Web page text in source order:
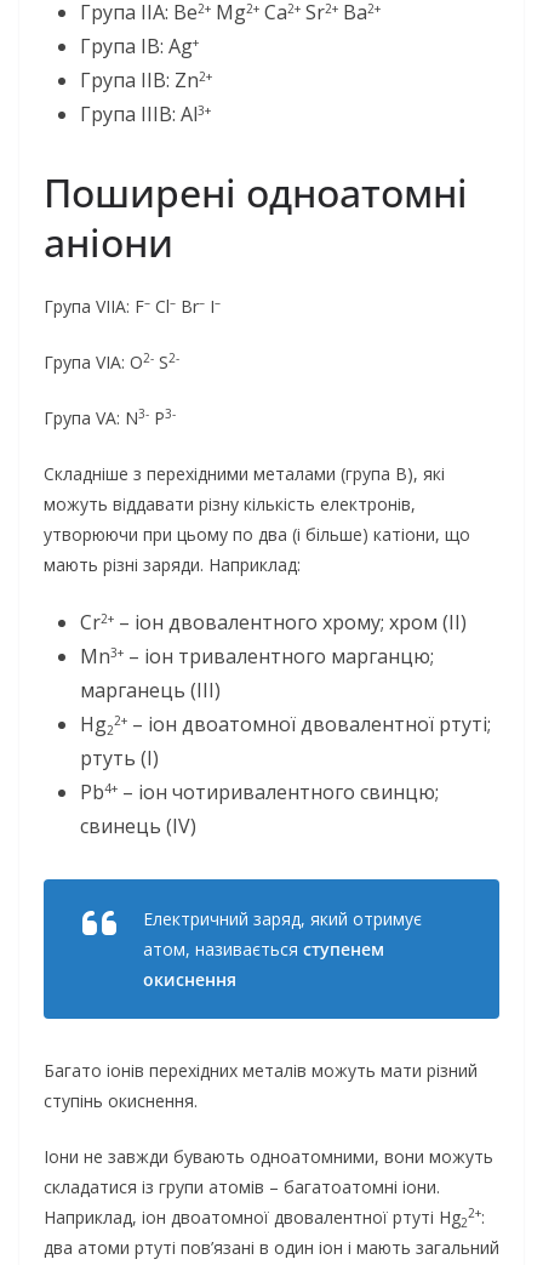
Група IIA: Be2+ Mg2+ Ca2+ Sr2+ Ba2+
Група IB: Ag+
Група IIB: Zn2+
Група IIIB: Al3+
Поширені одноатомні
аніони
Група VIIA: F– Cl– Br– I–
Група VIA: O2- S2-
Група VA: N3- P3-
Складніше з перехідними металами (група В), які
можуть віддавати різну кількість електронів,
утворюючи при цьому по два (і більше) катіони, що
мають різні заряди. Наприклад:
Cr2+ – іон двовалентного хрому; хром (II)
Mn3+ – іон тривалентного марганцю;
марганець (III)
Hg2
2+ – іон двоатомної двовалентної ртуті;
ртуть (I)
Pb4+ – іон чотиривалентного свинцю;
свинець (IV)
Електричний заряд, який отримує
атом, називається ступенем
окиснення
Багато іонів перехідних металів можуть мати різний
ступінь окиснення.
Іони не завжди бувають одноатомними, вони можуть
складатися із групи атомів – багатоатомні іони.
Наприклад, іон двоатомної двовалентної ртуті Hg2
2+:
два атоми ртуті пов’язані в один іон і мають загальний